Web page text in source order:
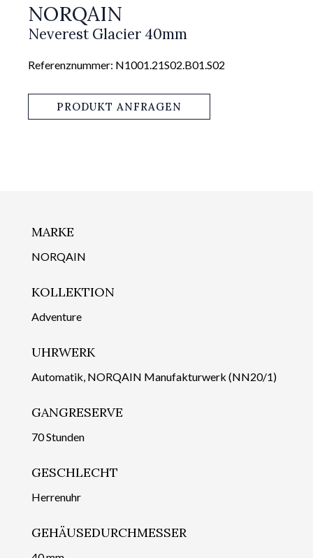
NORQAIN
Neverest Glacier 40mm
Referenznummer: N1001.21S02.B01.S02
PRODUKT ANFRAGEN
MARKE
NORQAIN
KOLLEKTION
Adventure
UHRWERK
Automatik, NORQAIN Manufakturwerk (NN20/1)
GANGRESERVE
70 Stunden
GESCHLECHT
Herrenuhr
GEHÄUSEDURCHMESSER